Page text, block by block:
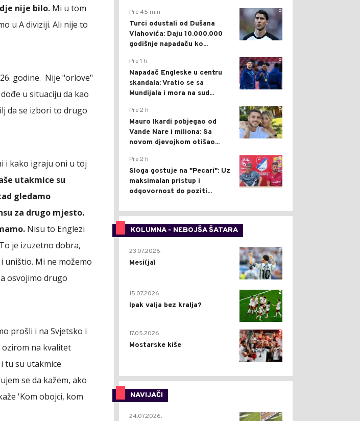
nije bilo. Mi u tom
u A diviziji. Ali nije to
godine. Nije "orlove"
u situaciju da kao
da se izbori to drugo
i kako igraju oni u toj
utakmice su
gledamo
za drugo mjesto.
Nisu to Englezi
je izuzetno dobra,
uništio. Mi ne možemo
osvojimo drugo
prošli i na Svjetsko i
na kvalitet
tu su utakmice
se da kažem, ako
'Kom obojci, kom
0
Pre 45 min
Turci odustali od Dušana
Vlahovića: Daju 10.000.000
godišnje napadaču ko...
0
Pre 1 h
Napadač Engleske u centru
skandala: Vratio se sa
Mundijala i mora na sud...
0
Pre 2 h
Mauro Ikardi pobjegao od
Vande Nare i miliona: Sa
novom djevojkom otišao...
0
Pre 2 h
Sloga gostuje na "Pecari": Uz
maksimalan pristup i
odgovornost do poziti...
KOLUMNA - NEBOJŠA ŠATARA
0
23.07.2026.
Mesi(ja)
2
15.07.2026.
Ipak valja bez kralja?
0
17.05.2026.
Mostarske kiše
NAVIJAČI
0
24.07.2026.